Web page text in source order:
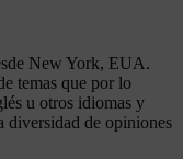
New York, EUA.
temas que por lo
u otros idiomas y
diversidad de opiniones